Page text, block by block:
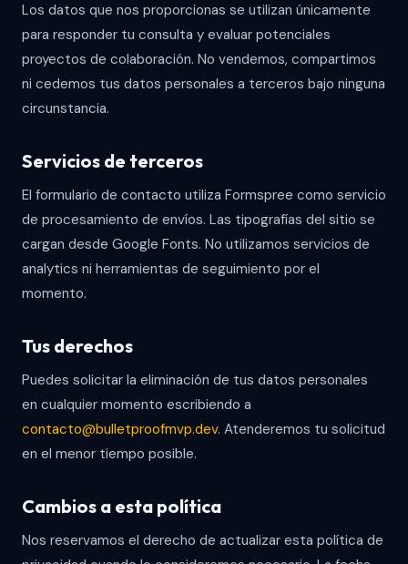
Los datos que nos proporcionas se utilizan únicamente
para responder tu consulta y evaluar potenciales
proyectos de colaboración. No vendemos, compartimos
ni cedemos tus datos personales a terceros bajo ninguna
circunstancia.
Servicios de terceros
El formulario de contacto utiliza Formspree como servicio
de procesamiento de envíos. Las tipografías del sitio se
cargan desde Google Fonts. No utilizamos servicios de
analytics ni herramientas de seguimiento por el
momento.
Tus derechos
Puedes solicitar la eliminación de tus datos personales
en cualquier momento escribiendo a
contacto@bulletproofmvp.dev. Atenderemos tu solicitud
en el menor tiempo posible.
Cambios a esta política
Nos reservamos el derecho de actualizar esta política de